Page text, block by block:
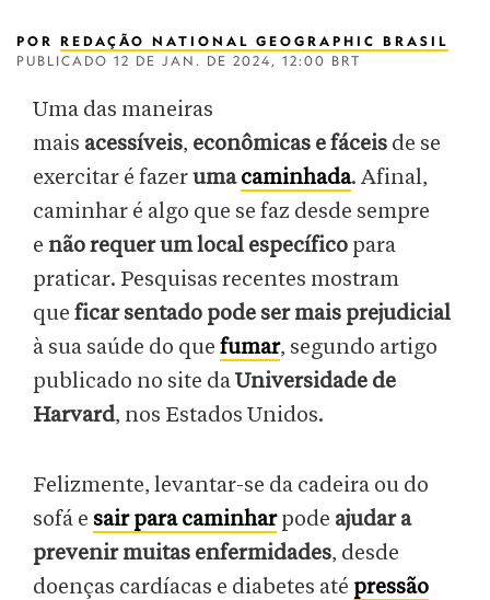
POR REDAÇÃO NATIONAL GEOGRAPHIC BRASIL
PUBLICADO 12 DE JAN. DE 2024, 12:00 BRT
Uma das maneiras
mais acessíveis, econômicas e fáceis de se
exercitar é fazerumacaminhada. Afinal,
caminhar é algo que se faz desde sempre
e não requer um local específico para
praticar. Pesquisas recentes mostram
que ficar sentado pode ser mais prejudicial
à sua saúde do que fumar, segundo artigo
publicado no site daUniversidade de
Harvard, nos Estados Unidos.
Felizmente, levantar-se da cadeira ou do
sofá e sair para caminharpode ajudar a
prevenir muitas enfermidades, desde
doenças cardíacas e diabetes até pressão